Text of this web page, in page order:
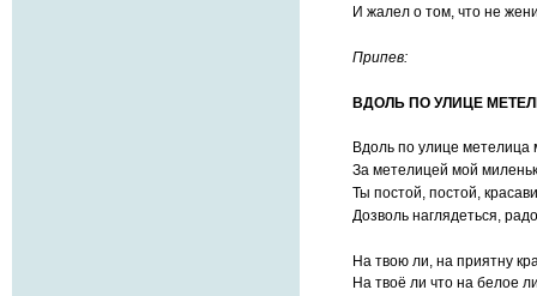
И жалел о том, что не
Припев:
ВДОЛЬ ПО УЛИЦЕ
Вдоль по улице метелица
За метелицей мой
Ты постой, постой,
Дозволь наглядеться,
На твою ли, на приятну
На твоё ли что на белое